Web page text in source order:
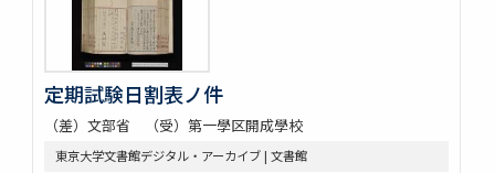
定期試験日割表ノ件
（差）文部省 （受）第一學区開成學校
東京大学文書館デジタル・アーカイブ | 文書館